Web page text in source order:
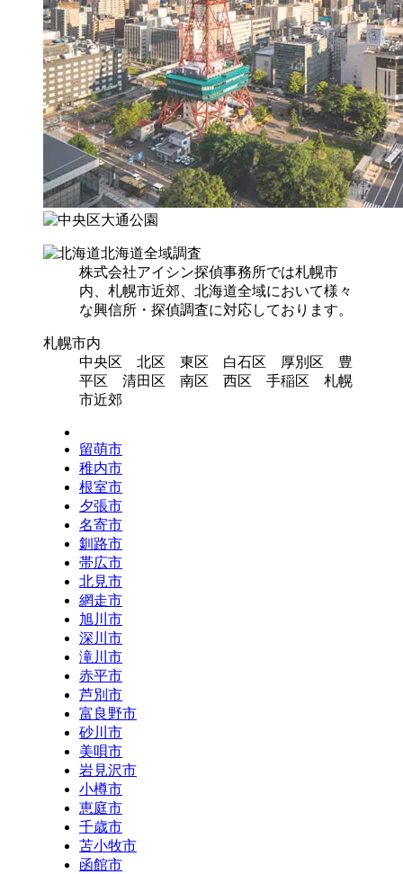
北海道全域調査
株式会社アイシン探偵事務所では札幌市
内、札幌市近郊、北海道全域において様々
な興信所・探偵調査に対応しております。
札幌市内
中央区 北区 東区 白石区 厚別区 豊
平区 清田区 南区 西区 手稲区 札幌
市近郊
留萌市
稚内市
根室市
夕張市
名寄市
釧路市
帯広市
北見市
網走市
旭川市
深川市
滝川市
赤平市
芦別市
富良野市
砂川市
美唄市
岩見沢市
小樽市
恵庭市
千歳市
苫小牧市
函館市